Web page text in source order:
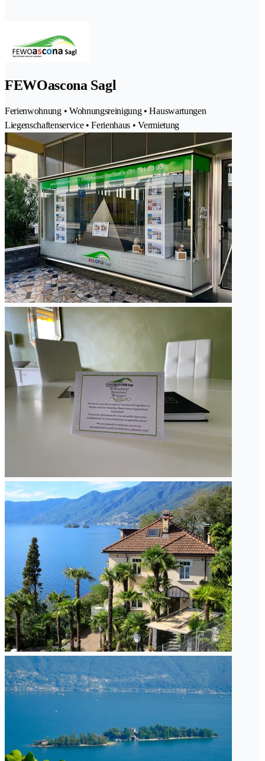
FEWOascona Sagl
Ferienwohnung • Wohnungsreinigung • Hauswartungen
Liegenschaftenservice • Ferienhaus • Vermietung